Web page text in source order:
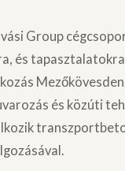
Group
és
és közúti